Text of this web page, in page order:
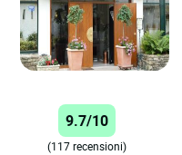
9.7/10
(117 recensioni)